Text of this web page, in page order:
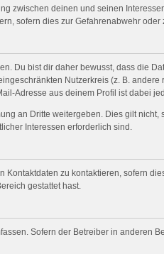
zwischen deinen und seinen
sofern dies zur Gefahrenabwehr
Du bist dir daher bewusst, dass die
Nutzerkreis (z. B.
Adresse aus deinem Profil ist dabei
an Dritte weitergeben. Dies gilt
Interessen erforderlich sind.
zu kontaktieren, sofern
gestattet hast.
Sofern der Betreiber in